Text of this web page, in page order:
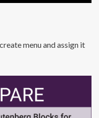
menu and assign it